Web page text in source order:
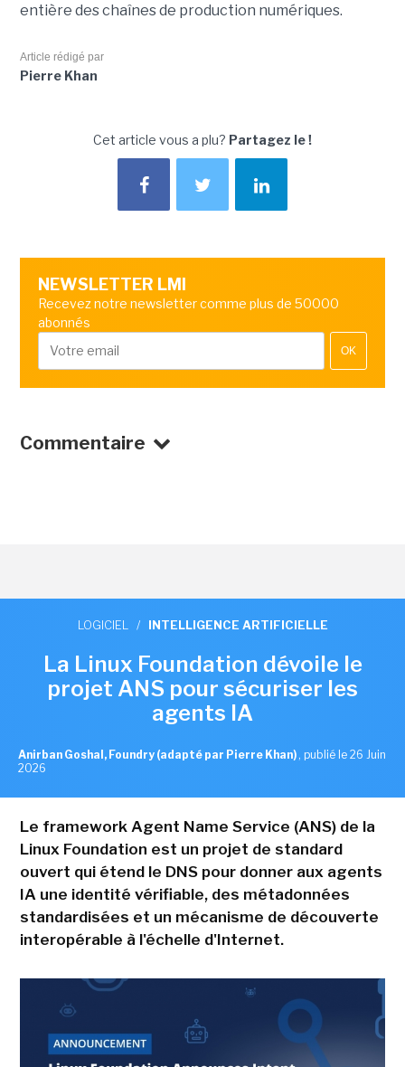
entière des chaînes de production numériques.
Article rédigé par
Pierre Khan
Cet article vous a plu? Partagez le !
NEWSLETTER LMI
Recevez notre newsletter comme plus de 50000
abonnés
OK
Commentaire
LOGICIEL / INTELLIGENCE ARTIFICIELLE
La Linux Foundation dévoile le
projet ANS pour sécuriser les
agents IA
Anirban Goshal, Foundry (adapté par Pierre Khan) , publié le 26 Juin
2026
Le framework Agent Name Service (ANS) de la
Linux Foundation est un projet de standard
ouvert qui étend le DNS pour donner aux agents
IA une identité vérifiable, des métadonnées
standardisées et un mécanisme de découverte
interopérable à l'échelle d'Internet.